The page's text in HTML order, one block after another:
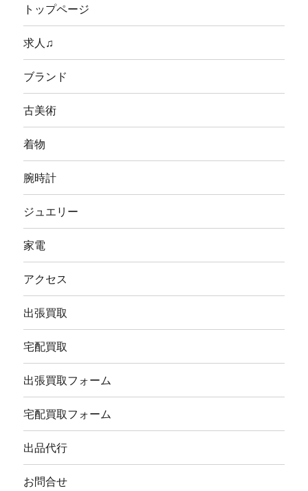
トップページ
求人♫
ブランド
古美術
着物
腕時計
ジュエリー
家電
アクセス
出張買取
宅配買取
出張買取フォーム
宅配買取フォーム
出品代行
お問合せ